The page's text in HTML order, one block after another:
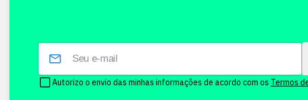
Autorizo o envio das minhas informações de acordo com os Termos